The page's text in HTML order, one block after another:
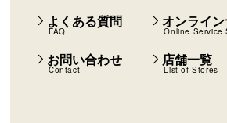
よくある質問
FAQ
オンライ
Online Service
お問い合わせ
Contact
店舗一覧
List of Stores